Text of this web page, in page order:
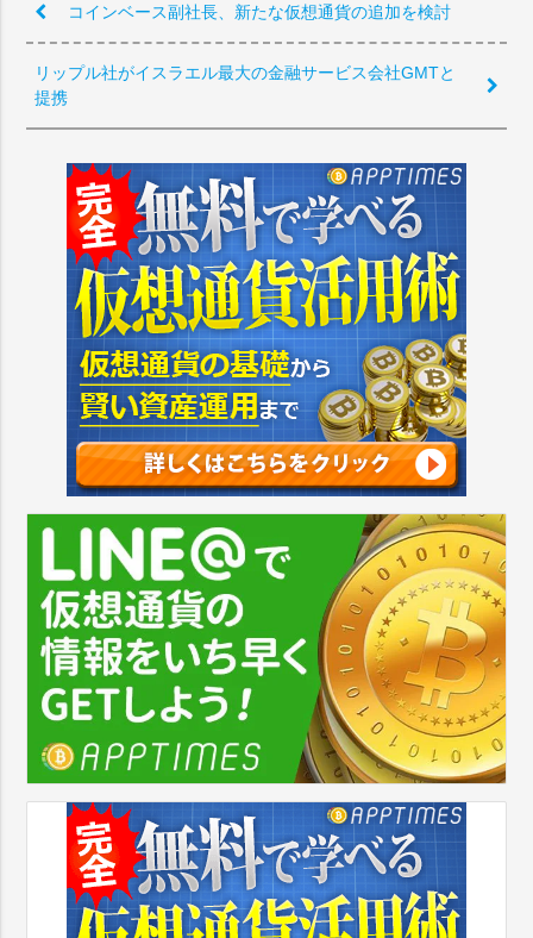
コインベース副社長、新たな仮想通貨の追加を検討
リップル社がイスラエル最大の金融サービス会社GMTと
提携